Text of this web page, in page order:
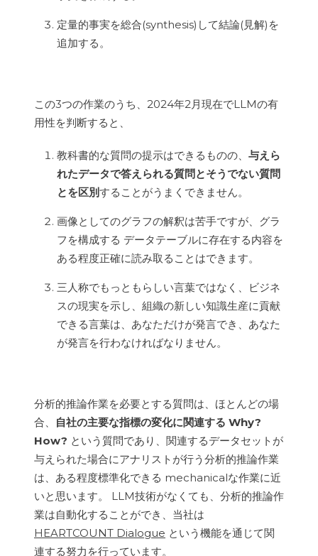
定量的事実を総合(synthesis)して結論(見解)を
追加する。
この3つの作業のうち、2024年2月現在でLLMの有
用性を判断すると、
教科書的な質問の提示はできるものの、 与えら
れたデータで答えられる質問とそうでない質問
とを区別することがうまくできません。
画像としてのグラフの解釈は苦手ですが、グラ
フを構成する データテーブルに存在する内容を
ある程度正確に読み取ることはできます。
三人称でもっともらしい言葉ではなく、ビジネ
スの現実を示し、組織の新しい知識生産に貢献
できる言葉は、あなただけが発言でき、あなた
が発言を行わなければなりません。
分析的推論作業を必要とする質問は、ほとんどの場
合、
自社の主要な指標の変化に関連する Why?
How? という質問であり、関連するデータセットが
与えられた場合にアナリストが行う分析的推論作業
は、ある程度標準化できる mechanicalな作業に近
いと思います。 LLM技術がなくても、分析的推論作
業は自動化することができ、当社は
HEARTCOUNT Dialogue という機能を通じて関
連する努力を行っています。